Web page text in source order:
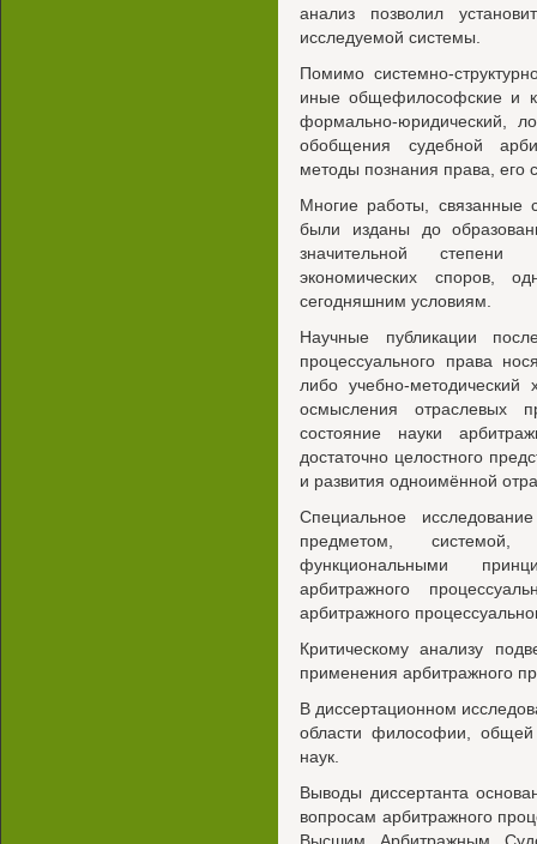
анализ позволил
исследуемой системы.
Помимо системно-
иные общефилософские и
формально-юридический,
обобщения судебной
методы познания права, его
Многие работы, связанные
были изданы до
значительной степени
экономических споров,
сегодняшним условиям.
Научные публикации
процессуального права
либо учебно-методический
осмысления отраслевых
состояние науки
достаточно целостного
и развития одноимённой
Специальное
предметом,
функциональными
арбитражного
арбитражного
Критическому анализу
применения арбитражного
В диссертационном
области философии, общей
наук.
Выводы диссертанта
вопросам арбитражного